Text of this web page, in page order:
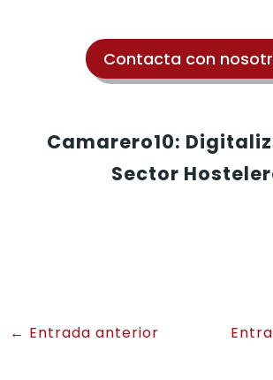
Contacta con
Camarero10:
Sector
← Entrada anterior